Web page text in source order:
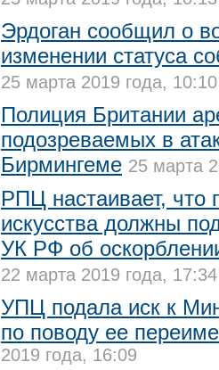
Эрдоган сообщил о
изменении статуса
25 марта 2019 года, 10:10
Полиция Британии
подозреваемых в
Бирмингеме 25 марта
РПЦ настаивает, что
искусства должны
УК РФ об
22 марта 2019 года, 17:34
УПЦ подала иск к
по поводу ее
2019 года, 16:09